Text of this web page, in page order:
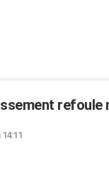
refoule